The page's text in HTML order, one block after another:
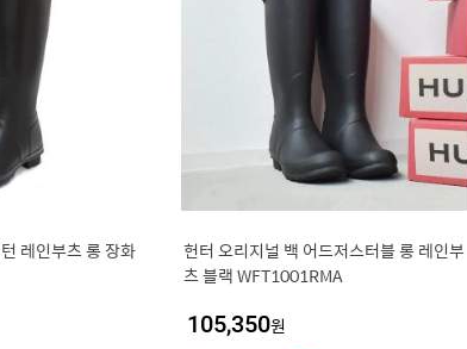
레인부츠 롱 장화
헌터 오리지널 백 어드저스터블 롱 레인부
츠 블랙 WFT1001RMA
105,350원